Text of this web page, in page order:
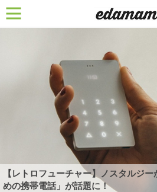
【レトロフューチャー】ノスタルジ
めの携帯電話」が話題に！